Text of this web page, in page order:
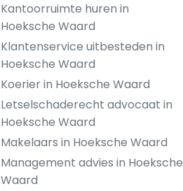
Kantoorruimte huren in
Hoeksche Waard
Klantenservice uitbesteden in
Hoeksche Waard
Koerier in Hoeksche Waard
Letselschaderecht advocaat in
Hoeksche Waard
Makelaars in Hoeksche Waard
Management advies in Hoeksche
Waard